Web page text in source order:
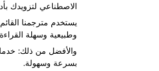
الاصطناعي لتزويدك
وطبيعية وسهلة القراءة.
بسرعة وسهولة.